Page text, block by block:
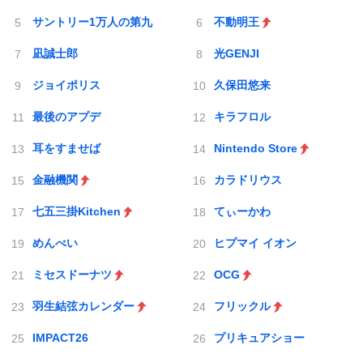
サントリー1万人の第九 不動明王
凪誠士郎 光GENJI
ジョイポリス 久保田悠来
最後のアプデ キラフロル
耳をすませば Nintendo Store
金融機関 カラドリウス
七五三掛Kitchen てぃーかわ
めんべい ヒプマイ イオン
ミセスドーナツ OCG
羽生結弦カレンダー フリックル
IMPACT26 プリキュアショー